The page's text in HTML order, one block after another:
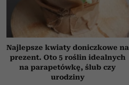
Najlepsze kwiaty doniczkowe na
prezent. Oto 5 roślin idealnych
na parapetówkę, ślub czy
urodziny